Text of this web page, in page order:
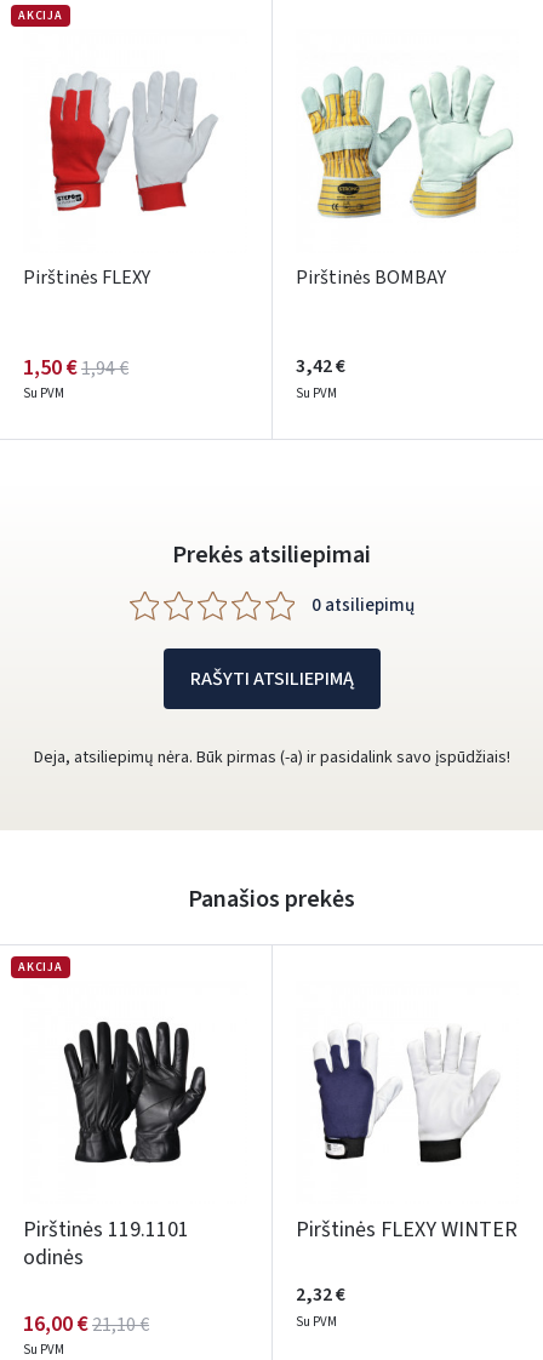
AKCIJA
Pirštinės FLEXY
1,50 €1,94 €
Su PVM
Pirštinės BOMBAY
3,42 €
Su PVM
Prekės atsiliepimai
0 atsiliepimų
RAŠYTI ATSILIEPIMĄ
Deja, atsiliepimų nėra. Būk pirmas (-a) ir pasidalink savo įspūdžiais!
Rašyti atsiliepimą
Panašios prekės
AKCIJA
Pirštinės 119.1101
odinės
16,00 €21,10 €
Su PVM
Pirštinės FLEXY WINTER
2,32 €
Su PVM
Facebook
Google
Dar neturite paskyros? Registruokites